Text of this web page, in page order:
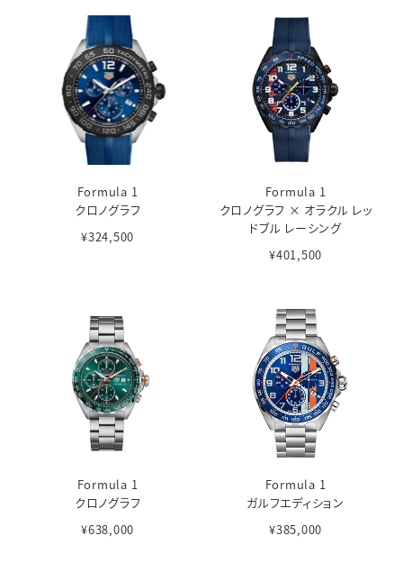
Formula 1
クロノグラフ
¥324,500
Formula 1
クロノグラフ × オラクル レッ
ドブル レーシング
¥401,500
Formula 1
クロノグラフ
¥638,000
Formula 1
ガルフエディション
¥385,000